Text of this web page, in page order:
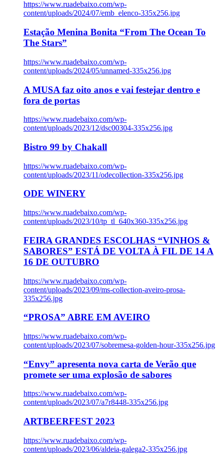
https://www.ruadebaixo.com/wp-
content/uploads/2024/07/emb_elenco-335x256.jpg
Estação Menina Bonita “From The Ocean To
The Stars”
https://www.ruadebaixo.com/wp-
content/uploads/2024/05/unnamed-335x256.jpg
A MUSA faz oito anos e vai festejar dentro e
fora de portas
https://www.ruadebaixo.com/wp-
content/uploads/2023/12/dsc00304-335x256.jpg
Bistro 99 by Chakall
https://www.ruadebaixo.com/wp-
content/uploads/2023/11/odecollection-335x256.jpg
ODE WINERY
https://www.ruadebaixo.com/wp-
content/uploads/2023/10/tp_tl_640x360-335x256.jpg
FEIRA GRANDES ESCOLHAS “VINHOS &
SABORES” ESTÁ DE VOLTA À FIL DE 14 A
16 DE OUTUBRO
https://www.ruadebaixo.com/wp-
content/uploads/2023/09/ms-collection-aveiro-prosa-
335x256.jpg
“PROSA” ABRE EM AVEIRO
https://www.ruadebaixo.com/wp-
content/uploads/2023/07/sobremesa-golden-hour-335x256.jpg
“Envy” apresenta nova carta de Verão que
promete ser uma explosão de sabores
https://www.ruadebaixo.com/wp-
content/uploads/2023/07/a7r8448-335x256.jpg
ARTBEERFEST 2023
https://www.ruadebaixo.com/wp-
content/uploads/2023/06/aldeia-galega2-335x256.jpg